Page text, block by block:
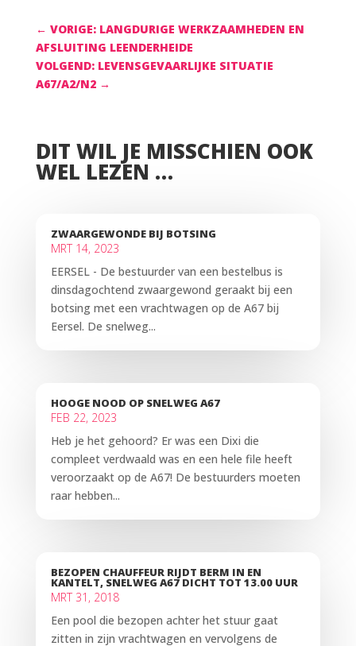
← VORIGE: LANGDURIGE WERKZAAMHEDEN EN
AFSLUITING LEENDERHEIDE
VOLGEND: LEVENSGEVAARLIJKE SITUATIE
A67/A2/N2→
DIT WIL JE MISSCHIEN OOK
WEL LEZEN …
ZWAARGEWONDE BIJ BOTSING
MRT 14, 2023
EERSEL - De bestuurder van een bestelbus is
dinsdagochtend zwaargewond geraakt bij een
botsing met een vrachtwagen op de A67 bij
Eersel. De snelweg...
HOOGE NOOD OP SNELWEG A67
FEB 22, 2023
Heb je het gehoord? Er was een Dixi die
compleet verdwaald was en een hele file heeft
veroorzaakt op de A67! De bestuurders moeten
raar hebben...
BEZOPEN CHAUFFEUR RIJDT BERM IN EN
KANTELT, SNELWEG A67 DICHT TOT 13.00 UUR
MRT 31, 2018
Een pool die bezopen achter het stuur gaat
zitten in zijn vrachtwagen en vervolgens de